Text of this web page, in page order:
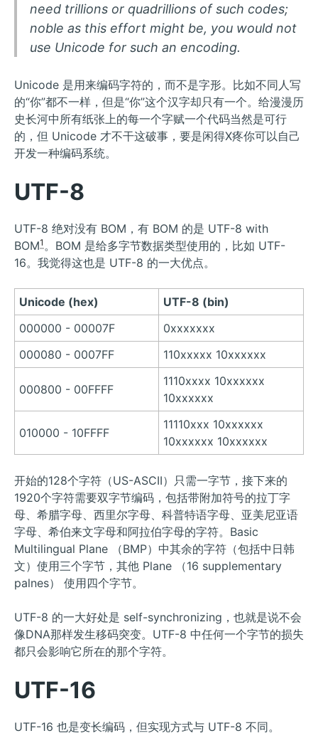
need trillions or quadrillions of such codes;
noble as this effort might be, you would not
use Unicode for such an encoding.
Unicode 是用来编码字符的，而不是字形。比如不同人写
的“你”都不一样，但是“你”这个汉字却只有一个。给漫漫历
史长河中所有纸张上的每一个字赋一个代码当然是可行
的，但 Unicode 才不干这破事，要是闲得X疼你可以自己
开发一种编码系统。
UTF-8
UTF-8 绝对没有 BOM，有 BOM 的是 UTF-8 with
BOM1 。BOM 是给多字节数据类型使用的，比如 UTF-
16。我觉得这也是 UTF-8 的一大优点。
Unicode (hex)
UTF-8 (bin)
000000 - 00007F
0xxxxxxx
000080 - 0007FF
110xxxxx 10xxxxxx
000800 - 00FFFF
1110xxxx 10xxxxxx
10xxxxxx
010000 - 10FFFF
11110xxx 10xxxxxx
10xxxxxx 10xxxxxx
开始的128个字符（US-ASCII）只需一字节，接下来的
1920个字符需要双字节编码，包括带附加符号的拉丁字
母、希腊字母、西里尔字母、科普特语字母、亚美尼亚语
字母、希伯来文字母和阿拉伯字母的字符。Basic
Multilingual Plane （BMP）中其余的字符（包括中日韩
文）使用三个字节，其他 Plane （16 supplementary
palnes） 使用四个字节。
UTF-8 的一大好处是 self-synchronizing，也就是说不会
像DNA那样发生移码突变。UTF-8 中任何一个字节的损失
都只会影响它所在的那个字符。
UTF-16
UTF-16 也是变长编码，但实现方式与 UTF-8 不同。